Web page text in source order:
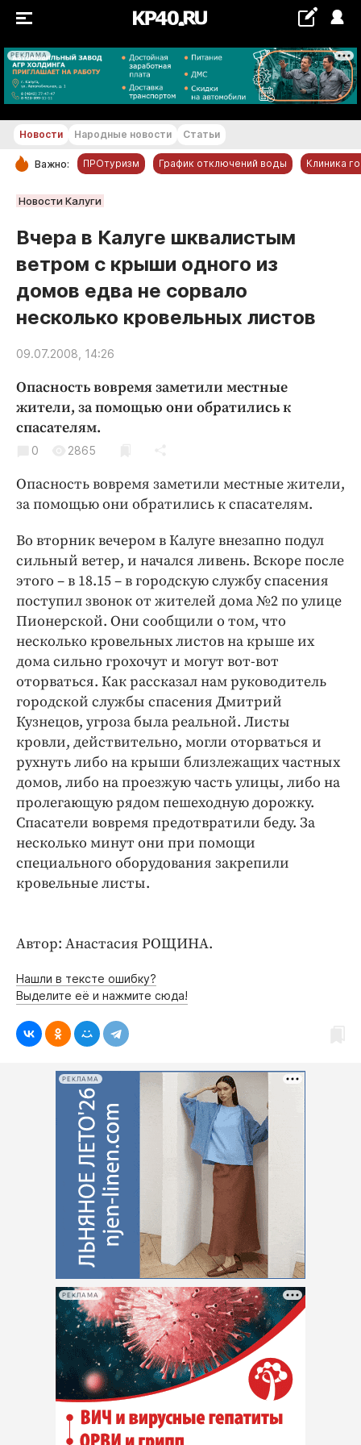
РЕКЛАМА
+26...+27 °С
РУБРИКИ
Обнинск
Новости компаний
Статьи
Народные новости
Авто и транспорт
Благоустройство
Культура
Недвижимость и ЖКХ
Образование
Погода
Происшествия
Спорт
Экономика и бизнес
ПРОЕКТЫ
Издания
Медиаперсона
Интересное чтиво
Клиника года
Бренд года
Работодатель года
Новости Народные новости Статьи
Важно: ПРОтуризм График отключений воды Клиника
Новости Калуги
Вчера в Калуге шквалистым
ветром с крыши одного из
домов едва не сорвало
несколько кровельных листов
09.07.2008, 14:26
Опасность вовремя заметили местные
жители, за помощью они обратились к
спасателям.
0 2865
Опасность вовремя заметили местные жители,
за помощью они обратились к спасателям.
Во вторник вечером в Калуге внезапно подул
сильный ветер, и начался ливень. Вскоре после
этого – в 18.15 – в городскую службу спасения
поступил звонок от жителей дома №2 по улице
Пионерской. Они сообщили о том, что
несколько кровельных листов на крыше их
дома сильно грохочут и могут вот-вот
оторваться. Как рассказал нам руководитель
городской службы спасения Дмитрий
Кузнецов, угроза была реальной. Листы
кровли, действительно, могли оторваться и
рухнуть либо на крыши близлежащих частных
домов, либо на проезжую часть улицы, либо на
пролегающую рядом пешеходную дорожку.
Спасатели вовремя предотвратили беду. За
несколько минут они при помощи
специального оборудования закрепили
кровельные листы.
Автор: Анастасия РОЩИНА.
Нашли в тексте ошибку?
Выделите её и нажмите сюда!
РЕКЛАМА
РЕКЛАМА